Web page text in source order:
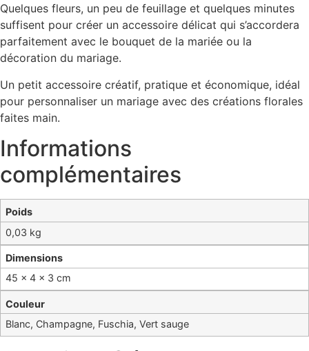
Quelques fleurs, un peu de feuillage et quelques minutes
suffisent pour créer un accessoire délicat qui s’accordera
parfaitement avec le bouquet de la mariée ou la
décoration du mariage.
Un petit accessoire créatif, pratique et économique, idéal
pour personnaliser un mariage avec des créations florales
faites main.
Informations
complémentaires
Poids
0,03 kg
Dimensions
45 × 4 × 3 cm
Couleur
Blanc, Champagne, Fuschia, Vert sauge